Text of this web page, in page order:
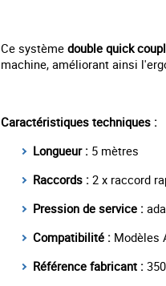
Ce système double quick
machine, améliorant ainsi
Caractéristiques techniques :
Longueur : 5 mètres
Raccords : 2 x raccord
Pression de service :
Compatibilité : Modèles
Référence fabricant :